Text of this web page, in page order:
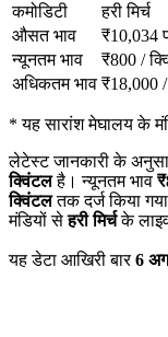
कमोडिटी
हरी मिर्च
औसत भाव
₹10,034
न्यूनतम भाव
₹800 /
अधिकतम भाव ₹18,000
*यह सारांश मेघालय के
लेटेस्ट जानकारी के
क्विंटलहै। न्यूनतम भाव ₹
क्विंटलतक दर्ज किया
मंडियों सेहरी मिर्चके लाइव
यह डेटा आखिरी बार6